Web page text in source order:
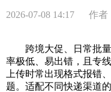
2026-07-08 14:17 作者
跨境大促、日常批量
率极低、易出错，且专
上传时常出现格式报错
题。适配不同快递渠道